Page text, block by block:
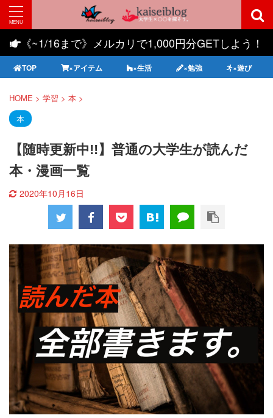
《~1/16まで》メルカリで1,000円分GETしよう！
TOP ×アイテム ×生活 ×勉強 ×遊び
HOME > 学習 > 本 >
本
【随時更新中!!】普通の大学生が読んだ
本・漫画一覧
2020年10月16日